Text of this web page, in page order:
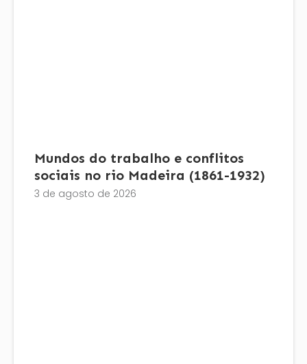
Mundos do trabalho e conflitos
sociais no rio Madeira (1861-1932)
3 de agosto de 2026